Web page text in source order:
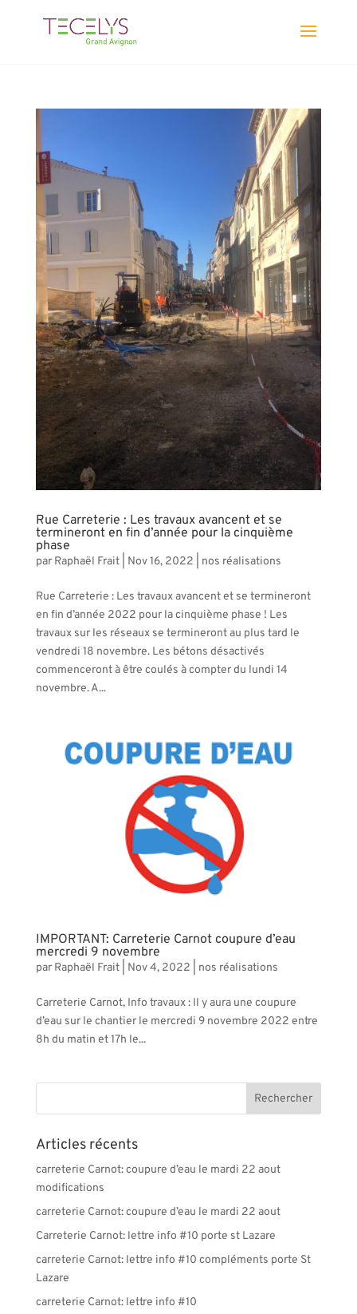
Rue Carreterie : Les travaux avancent et se
termineront en fin d’année pour la cinquième
phase
par Raphaël Frait| Nov 16, 2022 nos réalisations
Rue Carreterie : Les travaux avancent et se termineront
en fin d’année 2022 pour la cinquième phase ! Les
travaux sur les réseaux se termineront au plus tard le
vendredi 18 novembre. Les bétons désactivés
commenceront à être coulés à compter du lundi 14
novembre. A...
IMPORTANT: Carreterie Carnot coupure d’eau
mercredi 9 novembre
par Raphaël Frait| Nov 4, 2022 nos réalisations
Carreterie Carnot, Info travaux : Il y aura une coupure
d’eau sur le chantier le mercredi 9 novembre 2022 entre
8h du matin et 17h le...
Articles récents
carreterie Carnot: coupure d’eau le mardi 22 aout
modifications
carreterie Carnot: coupure d’eau le mardi 22 aout
Carreterie Carnot: lettre info #10 porte st Lazare
carreterie Carnot: lettre info #10 compléments porte St
Lazare
carreterie Carnot: lettre info #10